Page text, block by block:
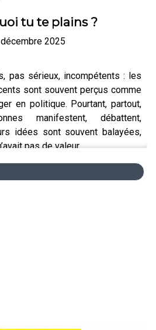
tu te plains ?
2025
pas sérieux, incompétents : les
sont souvent perçus comme
en politique. Pourtant, partout,
manifestent, débattent,
idées sont souvent balayées,
pas de valeur.
Lolita Rivé enquête sur la place
politique. Elle rencontre des
et où les adultes acceptent
de leur pouvoir pour inventer un